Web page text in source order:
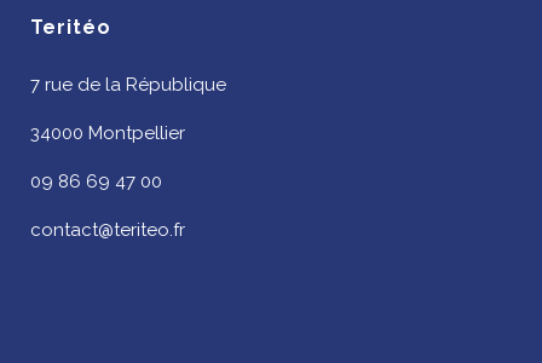
Teritéo
7 rue de la République
34000 Montpellier
09 86 69 47 00
contact@teriteo.fr